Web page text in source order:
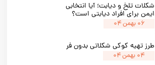
شکلات تلخ و دیابت؛ آیا انتخابی
ایمن برای افراد دیابتی است؟
۰۶ بهمن ۰۴
طرز تهیه کوکی شکلاتی بدون فر
۰۴ بهمن ۰۴